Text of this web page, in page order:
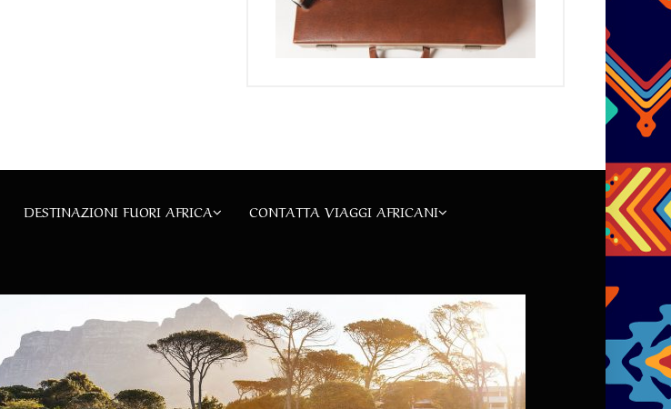
DESTINAZIONI FUORI AFRICA CONTATTA VIAGGI AFRICANI